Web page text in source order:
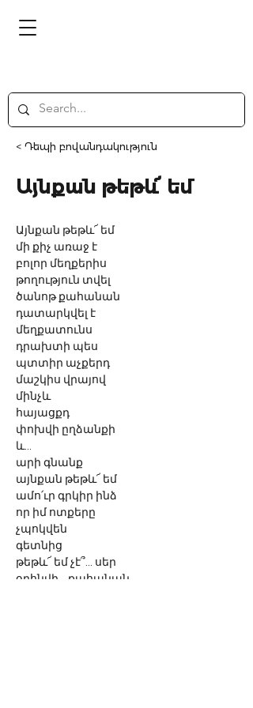
< Դեպի բովանդակություն
Այնքան թեթև՜ եմ
Այնքան թեթև՜ եմ
մի քիչ առաջ է
բոլոր մեղքերիս
թողություն տվել
ծանոթ քահանան
դատարկվել է
մեղքատունս
դրախտի պես
պտտիր աչքերդ
մաշկիս վրայով
մինչև
հայացքդ
փոխվի ըղձանքի
և...
արի գնանք
այնքան թեթև՜ եմ
ամո՛ւր գրկիր ինձ
որ իմ ոտքերը
չպոկվեն
գետնից
թեթև՜ եմ չէ՞... սեր
օրհնվի... քահանան